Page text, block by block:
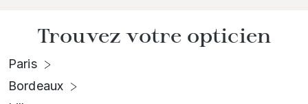
Trouvez votre opticien
Paris
Bordeaux